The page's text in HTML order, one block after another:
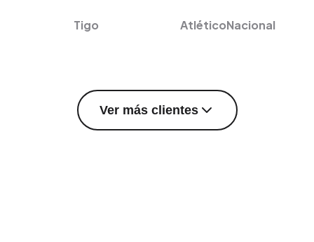
Tigo AtléticoNacional
Ver más clientes